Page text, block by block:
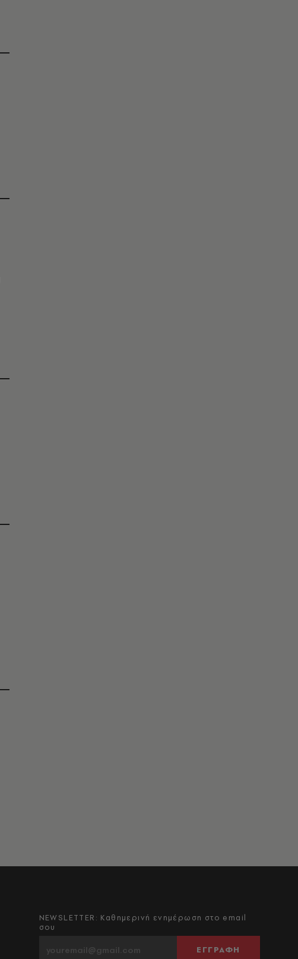
NEWSLETTER: Καθημερινή ενημέρωση στο email
σου
ΕΓΓΡΑΦΗ